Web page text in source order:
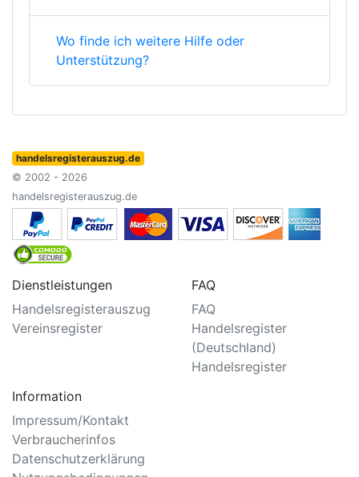
Wo finde ich weitere Hilfe oder
Unterstützung?
handelsregisterauszug.de
© 2002 - 2026
handelsregisterauszug.de
Dienstleistungen
Handelsregisterauszug
Vereinsregister
FAQ
FAQ
Handelsregister
(Deutschland)
Handelsregister
Information
Impressum/Kontakt
Verbraucherinfos
Datenschutzerklärung